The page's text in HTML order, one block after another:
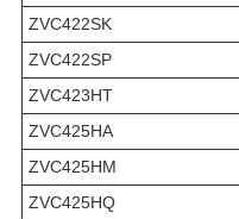
ZVC422SK
ZVC422SP
ZVC423HT
ZVC425HA
ZVC425HM
ZVC425HQ